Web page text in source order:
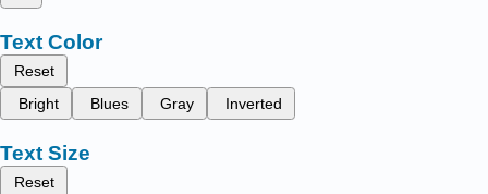
Text Color
Reset
Bright
Blues Gray Inverted
Text Size
Reset